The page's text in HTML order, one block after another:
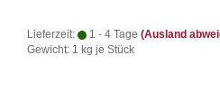
Lieferzeit: 1 - 4 Tage (Ausland
Gewicht: 1 kg je Stück